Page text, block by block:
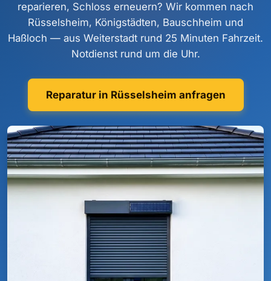
reparieren, Schloss erneuern? Wir kommen nach
Rüsselsheim, Königstädten, Bauschheim und
Haßloch — aus Weiterstadt rund 25 Minuten Fahrzeit.
Notdienst rund um die Uhr.
Reparatur in Rüsselsheim anfragen